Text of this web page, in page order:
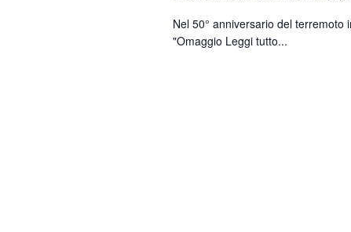
Nel 50° anniversario del
"Omaggio Leggi tutto...